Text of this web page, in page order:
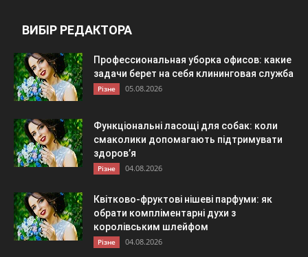
ВИБІР РЕДАКТОРА
Профессиональная уборка офисов: какие
задачи берет на себя клининговая служба
Різне 05.08.2026
Функціональні ласощі для собак: коли
смаколики допомагають підтримувати
здоров’я
Різне 04.08.2026
Квітково-фруктові нішеві парфуми: як
обрати компліментарні духи з
королівським шлейфом
Різне 04.08.2026